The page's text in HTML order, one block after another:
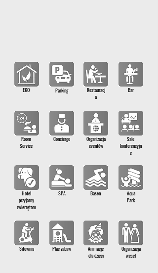
EKO Parking
Restauracj
a
Bar
Room
Service
Concierge
Organizacja
eventów
Sale
konferencyjn
e
Hotel
przyjazny
zwierzętom
SPA Basen
Aqua
Park
Siłownia Plac zabaw
Animacje
dla dzieci
Organizacja
wesel